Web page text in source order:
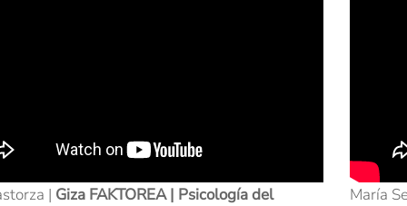
| Giza FAKTOREA | Psicología del
María